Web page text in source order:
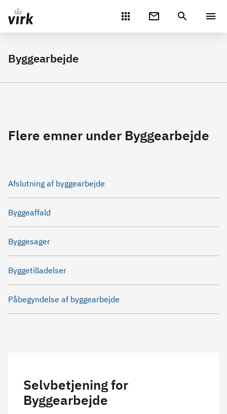
Gå direkte til indhold
Byggearbejde
Flere emner under Byggearbejde
Afslutning af byggearbejde
Byggeaffald
Byggesager
Byggetilladelser
Påbegyndelse af byggearbejde
Selvbetjening for
Byggearbejde